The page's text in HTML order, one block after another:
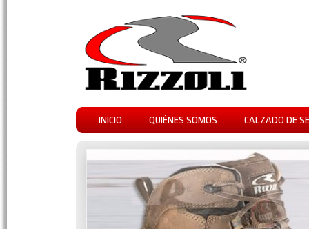
INICIO QUIÉNES SOMOS CALZADO DE